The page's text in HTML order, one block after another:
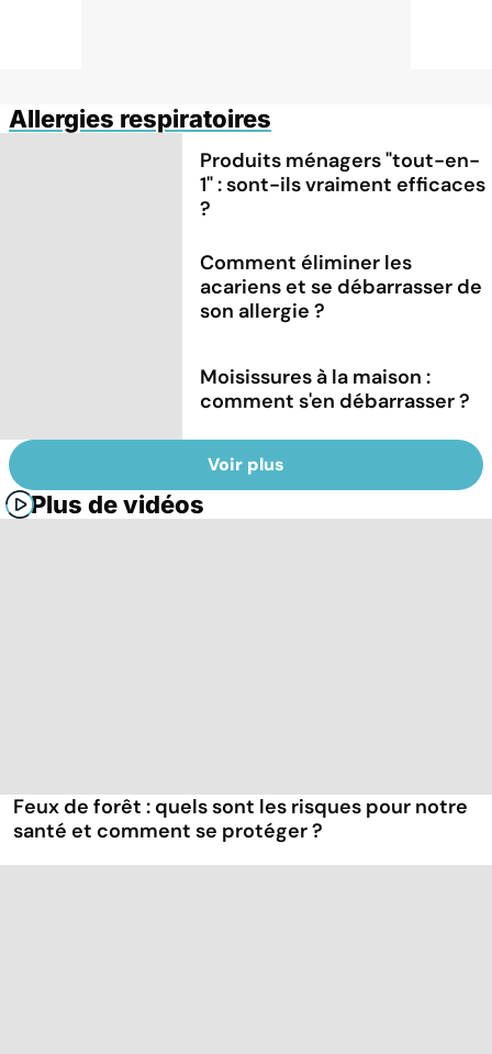
Allergies respiratoires
Produits ménagers "tout-en-
1" : sont-ils vraiment efficaces
?
Comment éliminer les
acariens et se débarrasser de
son allergie ?
Moisissures à la maison :
comment s'en débarrasser ?
Voir plus
Plus de vidéos
Feux de forêt : quels sont les risques pour notre
santé et comment se protéger ?